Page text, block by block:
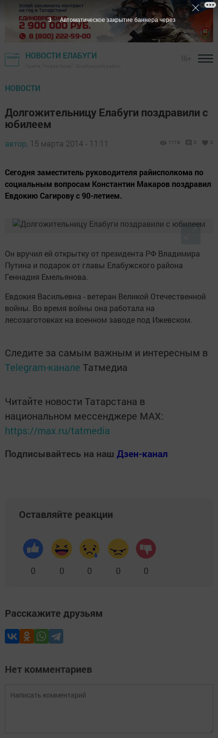
НОВОСТИ ЕЛАБУГИ
НОВОСТИ
Долгожительницу Елабуги поздравили с
юбилеем
автор, 15 марта 2014 - 11:11 1119 0 0
Сегодня заместитель руководителя райисполкома по
социальным вопросам Константин Макаров поздравил
Евдокию Сагирову с 90-летием.
Он вручил ей открытку от президента РФ Владимира
Путина и подарок от главы Елабужского района
Геннадия Емельянова.
Евдокия Васильевна - ветеран Великой Отечественной
войны. Во время войны она работала на
лесозаготовках на военном заводе под Ижевском.
Следите за самым важным и интересным в
Telegram-канале Татмедиа
Читайте новости Татарстана в
национальном мессенджере MАХ:
https://max.ru/tatmedia
Подписывайтесь на наш Дзен-канал
Оставляйте реакции
0 0 0 0 0
Расскажите друзьям
Нет комментариев
3 Автоматическое закрытие баннера через